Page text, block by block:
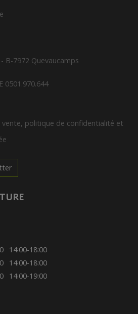
B-7972 Quevaucamps
0501.970.644
vente, politique de confidentialité et
14:00-18:00
14:00-18:00
14:00-19:00